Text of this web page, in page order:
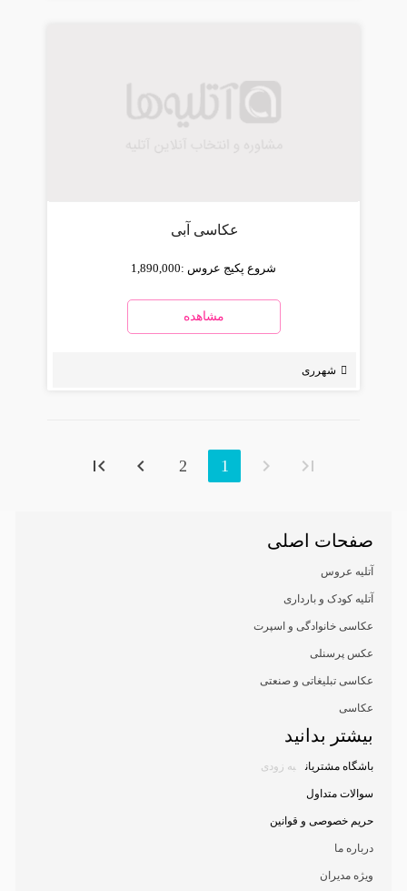
عکاسی آبی
شروع پکیج عروس :1,890,000
مشاهده
شهرری
1
2
صفحات اصلی
آتلیه عروس
آتلیه کودک و بارداری
عکاسی خانوادگی و اسپرت
عکس پرسنلی
عکاسی تبلیغاتی و صنعتی
عکاسی
بیشتر بدانید
باشگاه مشتریان به زودی
سوالات متداول
حریم خصوصی و قوانین
درباره ما
ویژه مدیران